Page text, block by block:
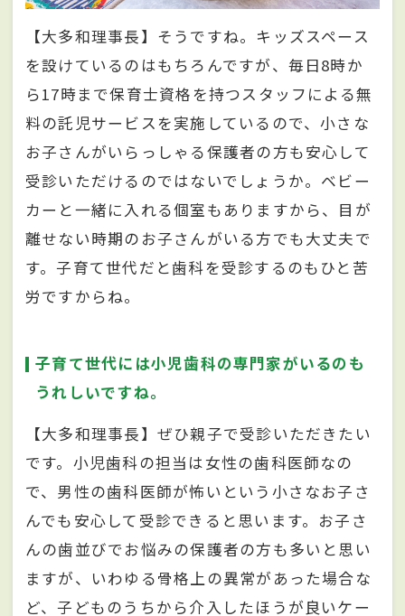
【大多和理事長】そうですね。キッズスペース
を設けているのはもちろんですが、毎日8時か
ら17時まで保育士資格を持つスタッフによる無
料の託児サービスを実施しているので、小さな
お子さんがいらっしゃる保護者の方も安心して
受診いただけるのではないでしょうか。ベビー
カーと一緒に入れる個室もありますから、目が
離せない時期のお子さんがいる方でも大丈夫で
す。子育て世代だと歯科を受診するのもひと苦
労ですからね。
子育て世代には小児歯科の専門家がいるのも
うれしいですね。
【大多和理事長】ぜひ親子で受診いただきたい
です。小児歯科の担当は女性の歯科医師なの
で、男性の歯科医師が怖いという小さなお子さ
んでも安心して受診できると思います。お子さ
んの歯並びでお悩みの保護者の方も多いと思い
ますが、いわゆる骨格上の異常があった場合な
ど、子どものうちから介入したほうが良いケー